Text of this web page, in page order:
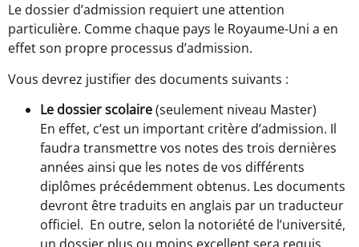
Le dossier d’admission requiert une attention
particulière. Comme chaque pays le Royaume-Uni a en
effet son propre processus d’admission.
Vous devrez justifier des documents suivants :
Le dossier scolaire(seulement niveau Master)
En effet, c’est un important critère d’admission. Il
faudra transmettre vos notes des trois dernières
années ainsi que les notes de vos différents
diplômes précédemment obtenus. Les documents
devront être traduits en anglais par un traducteur
officiel. En outre, selon la notoriété de l’université,